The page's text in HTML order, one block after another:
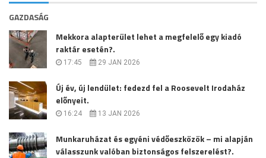
GAZDASÁG
Mekkora alapterület lehet a megfelelő egy kiadó
raktár esetén?.
17:45 29 JAN 2026
Új év, új lendület: fedezd fel a Roosevelt Irodaház
előnyeit.
16:24 13 JAN 2026
Munkaruházat és egyéni védőeszközök – mi alapján
válasszunk valóban biztonságos felszerelést?.